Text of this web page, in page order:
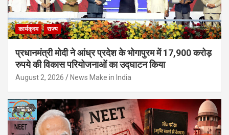
कार्यक्रम राज्य
प्रधानमंत्री मोदी ने आंध्र प्रदेश के भोगापुरम में 17,900 करोड़
रुपये की विकास परियोजनाओं का उद्घाटन किया
August 2, 2026 News Make in India